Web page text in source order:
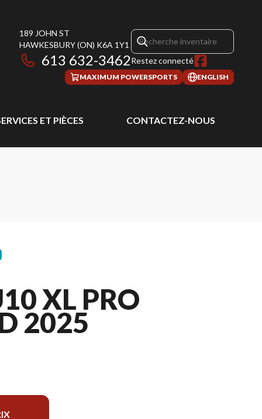
189 JOHN ST
HAWKESBURY(ON) K6A 1Y1
613 632-3462Restez connecté
MAXIMUM POWERSPORTS ENGLISH
ET PIÈCES CONTACTEZ-NOUS
XL PRO
2025